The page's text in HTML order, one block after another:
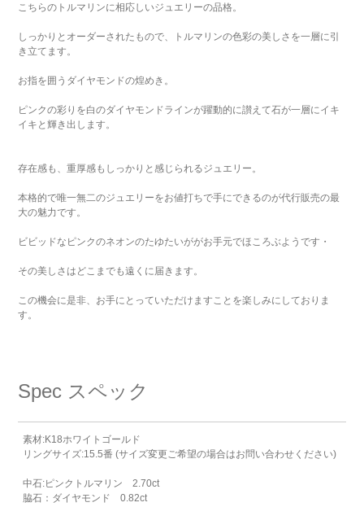
こちらのトルマリンに相応しいジュエリーの品格。
しっかりとオーダーされたもので、トルマリンの色彩の美しさを一層に引
き立てます。
お指を囲うダイヤモンドの煌めき。
ピンクの彩りを白のダイヤモンドラインが躍動的に讃えて石が一層にイキ
イキと輝き出します。
存在感も、重厚感もしっかりと感じられるジュエリー。
本格的で唯一無二のジュエリーをお値打ちで手にできるのが代行販売の最
大の魅力です。
ビビッドなピンクのネオンのたゆたいががお手元でほころぶようです・
その美しさはどこまでも遠くに届きます。
この機会に是非、お手にとっていただけますことを楽しみにしておりま
す。
Spec スペック
素材:K18ホワイトゴールド
リングサイズ:15.5番 (サイズ変更ご希望の場合はお問い合わせください)
中石:ピンクトルマリン 2.70ct
脇石：ダイヤモンド 0.82ct